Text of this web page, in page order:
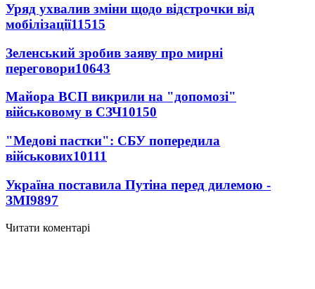
Уряд ухвалив зміни щодо відстрочки від
мобілізації11515
Зеленський зробив заяву про мирні
переговори10643
Майора ВСП викрили на "допомозі"
військовому в СЗЧ10150
"Медові пастки": СБУ попередила
військових10111
Україна поставила Путіна перед дилемою -
ЗМІ9897
Читати коментарі